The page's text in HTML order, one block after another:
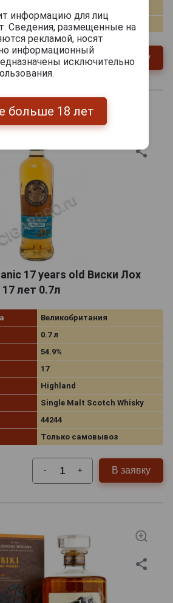
Только самовывоз
- + В заявку
17 years old Виски Лох
лет 0.7л
Великобритания
0.7 л
54.9%
17
Highland
Single Malt Scotch Whisky
44244
Только самовывоз
- + В заявку
информацию для лиц
Сведения, размещенные на
рекламой, носят
информационный
исключительно
больше 18 лет